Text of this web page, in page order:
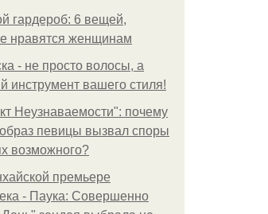
гардероб: 6 вещей,
нравятся женщинам
- не просто волосы, а
инструмент вашего стиля!
Неузнаваемости": почему
певицы вызвал споры
возможного?
премьере
- Паука: Совершенно